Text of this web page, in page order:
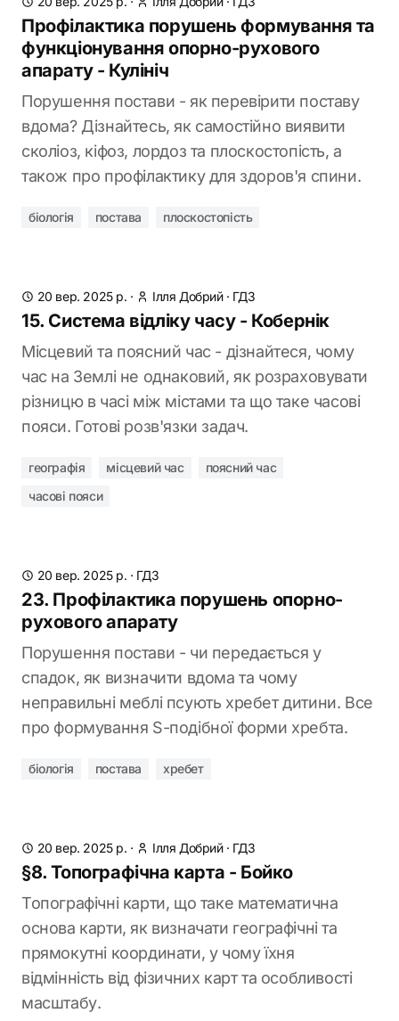
Профілактика порушень формування та
функціонування опорно-рухового
апарату - Кулініч
Порушення постави - як перевірити поставу
вдома? Дізнайтесь, як самостійно виявити
сколіоз, кіфоз, лордоз та плоскостопість, а
також про профілактику для здоров'я спини.
біологія постава плоскостопість
20 вер. 2025 р. · Ілля Добрий· ГДЗ
15. Система відліку часу - Кобернік
Місцевий та поясний час - дізнайтеся, чому
час на Землі не однаковий, як розраховувати
різницю в часі між містами та що таке часові
пояси. Готові розв'язки задач.
географія місцевий час
поясний час
часові пояси
20 вер. 2025 р. · ГДЗ
23. Профілактика порушень опорно-
рухового апарату
Порушення постави - чи передається у
спадок, як визначити вдома та чому
неправильні меблі псують хребет дитини. Все
про формування S-подібної форми хребта.
біологія постава хребет
20 вер. 2025 р. · Ілля Добрий· ГДЗ
§8. Топографічна карта - Бойко
Топографічні карти, що таке математична
основа карти, як визначати географічні та
прямокутні координати, у чому їхня
відмінність від фізичних карт та особливості
масштабу.